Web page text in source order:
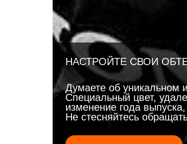
НАСТРОЙТЕ СВОИ
Думаете об уникальном
Специальный цвет,
изменение года
Не стесняйтесь